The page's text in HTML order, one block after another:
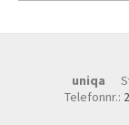
uniqa
Telefonnr.: